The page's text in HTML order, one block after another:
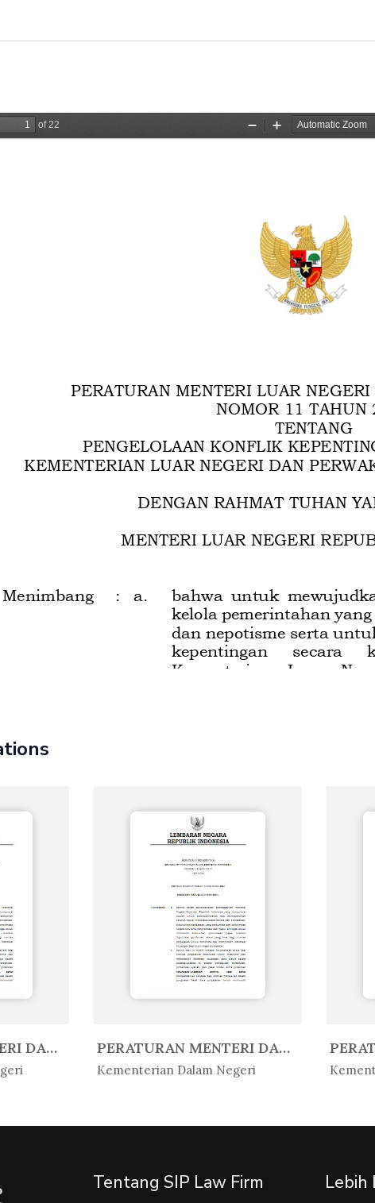
PERATURAN MENTERI DALAM NEGERI R... PERATURAN MENTERI DALAM NEGERI R...
Kementerian Dalam Negeri
In Peratur... In
Tentang SIP Law Firm Lebih